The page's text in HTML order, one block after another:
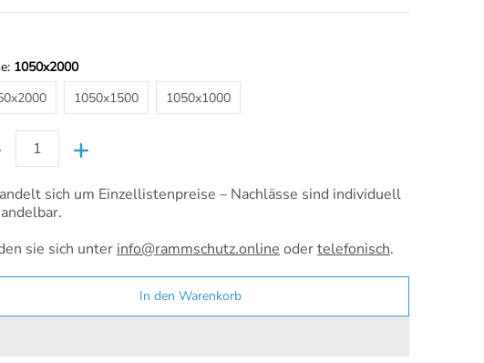
1050x2000
1050x2000
1050x1500 1050x1000
sich um Einzellistenpreise – Nachlässe sind individuell
sie sich unter info@rammschutz.online odertelefonisch.
In den Warenkorb